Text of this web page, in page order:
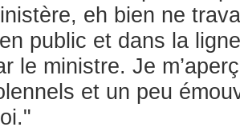
eh bien ne
public et dans la
le ministre. Je
et un peu